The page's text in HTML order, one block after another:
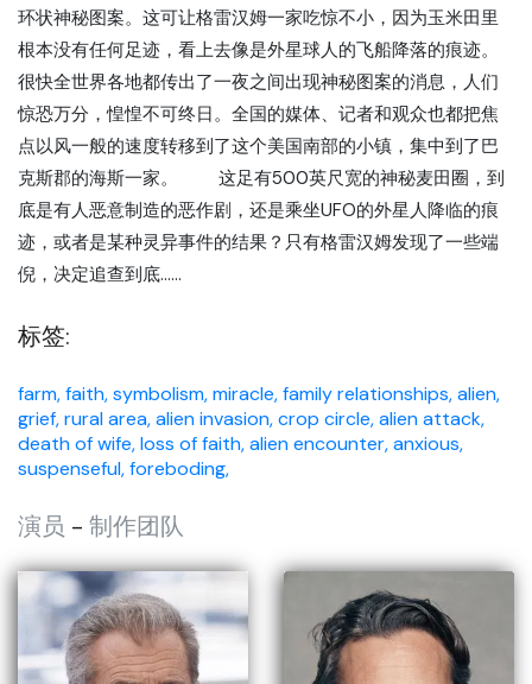
环状神秘图案。这可让格雷汉姆一家吃惊不小，因为玉米田里
根本没有任何足迹，看上去像是外星球人的飞船降落的痕迹。
很快全世界各地都传出了一夜之间出现神秘图案的消息，人们
惊恐万分，惶惶不可终日。全国的媒体、记者和观众也都把焦
点以风一般的速度转移到了这个美国南部的小镇，集中到了巴
克斯郡的海斯一家。 这足有500英尺宽的神秘麦田圈，到
底是有人恶意制造的恶作剧，还是乘坐UFO的外星人降临的痕
迹，或者是某种灵异事件的结果？只有格雷汉姆发现了一些端
倪，决定追查到底......
标签:
farm,faith,symbolism,miracle,family relationships,alien,
grief,rural area,alien invasion,crop circle,alien attack,
death of wife,loss of faith,alien encounter,anxious,
suspenseful,foreboding,
演员 - 制作团队